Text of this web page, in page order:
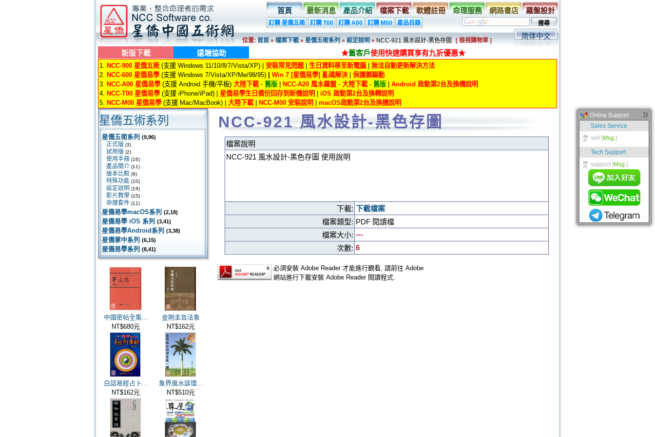
首頁 最新消息 產品介紹 檔案下載 軟體註冊 命理服務 網路書店 羅盤設計
訂購 星僑五術 訂購 T00 訂購 A00 訂購 M00 產品目錄
位置:首頁»檔案下載»星僑五術系列»設定說明»NCC-921 風水設計-黑色存圖 [ 檢視購物車 ]
简体中文
新版下載 遠端協助 ★舊客戶使用快速購買享有九折優惠★
1. NCC-900 星僑五術(支援 Windows 11/10/8/7/Vista/XP) | 安裝常見問題| 生日資料移至新電腦| 無法自動更新解決方法
2. NCC-600 星僑易學(支援 Windows 7/Vista/XP/Me/98/95) Win 7 [星僑易學] 亂碼解決| 保護鎖驅動
3. NCC-A00 星僑易學(支援 Android 手機/平板) 大陸下載- 舊版 NCC-A20 風水羅盤- 大陸下載- 舊版
Android 啟動第2台及換機說明
4. NCC-T00 星僑易學(支援 iPhone/iPad) | 星僑易學生日備份回存到新機說明
iOS 啟動第2台及換轉說明
5. NCC-M00 星僑易學(支援 Mac/MacBook) | 大陸下載| NCC-M00 安裝說明 macOS啟動第2台及換機說明
星僑五術系列
星僑五術系列 (9,96)
正式版 (3)
試用版 (2)
使用手冊 (16)
產品簡介 (11)
版本比較 (9)
特殊功能 (10)
設定說明 (19)
影片教學 (15)
命理套件 (11)
星僑易學macOS系列 (2,18)
星僑易學 iOS 系列 (3,41)
星僑易學Android系列 (3,38)
星僑掌中系列 (6,15)
星僑易學系列 (8,41)
中國密帖全集...
NT$680元
金剛圭旨法象
NT$162元
白話易經占卜...
NT$162元
象界風水談理...
NT$510元
NCC-921 風水設計-黑色存圖
檔案說明
NCC-921 風水設計-黑色存圖 使用說明
下載: 下載檔案
檔案類型: PDF 閱讀檔
檔案大小: ---
次數: 6
必須安裝 Adobe Reader 才能進行觀看, 請前往 Adobe
網站進行下載安裝 Adobe Reader 閱讀程式.